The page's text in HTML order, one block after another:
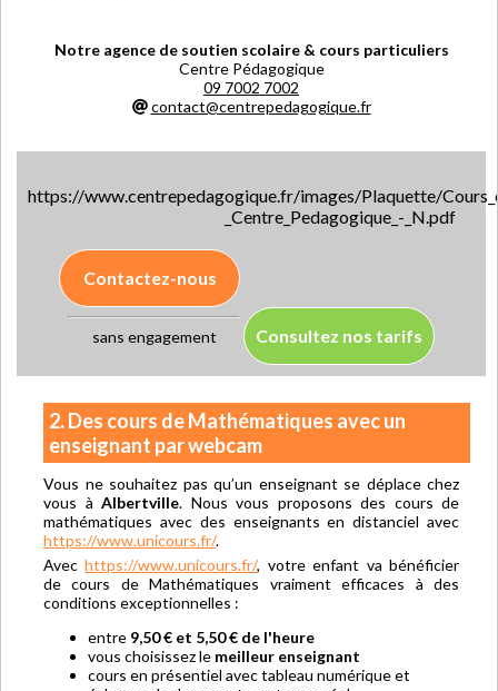
Notre agence de soutien scolaire & cours particuliers
Centre Pédagogique
09 7002 7002
contact@centrepedagogique.fr
https://www.centrepedagogique.fr/images/Plaquette/
_Centre_Pedagogique_-_N.pdf
Contactez-nous
sans engagement Consultez nos tarifs
2. Des cours de Mathématiques avec un
enseignant par webcam
Vous ne souhaitez pas qu’un enseignant se déplace chez
vous à Albertville. Nous vous proposons des cours de
mathématiques avec des enseignants en distanciel avec
https://www.unicours.fr/.
Avechttps://www.unicours.fr/, votre enfant va bénéficier
de cours de Mathématiques vraiment efficaces à des
conditions exceptionnelles :
entre 9,50 € et 5,50 € de l'heure
vous choisissez le meilleur enseignant
cours en présentiel avec tableau numérique et